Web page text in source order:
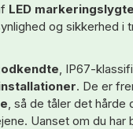
LED
og sikkerhed i
, IP67-
. De er
, så de tåler det hårde
Uanset om du har